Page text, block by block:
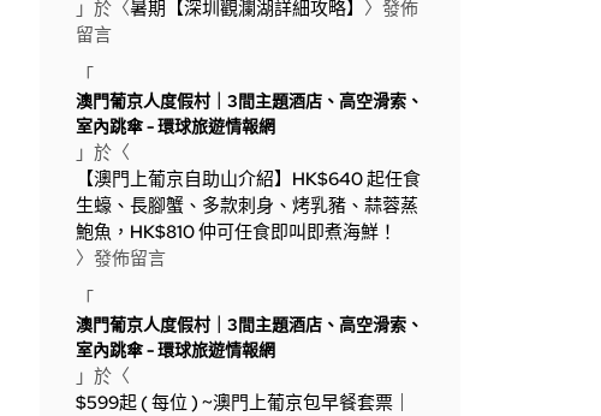
」於〈暑期【深圳觀瀾湖詳細攻略】 〉發佈
留言
「
澳門葡京人度假村｜3間主題酒店、高空滑索、
室內跳傘 - 環球旅遊情報網
」於〈
【澳門上葡京自助山介紹】HK$640 起任食
生蠔、長腳蟹、多款刺身、烤乳豬、蒜蓉蒸
鮑魚，HK$810 仲可任食即叫即煮海鮮！
〉發佈留言
「
澳門葡京人度假村｜3間主題酒店、高空滑索、
室內跳傘 - 環球旅遊情報網
」於〈
$599起 ( 每位 ) ~澳門上葡京包早餐套票｜